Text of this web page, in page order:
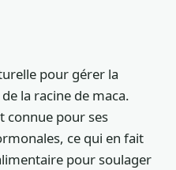
pour gérer la
la racine de maca.
connue pour ses
ce qui en fait
pour soulager